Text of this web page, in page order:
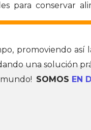
para conservar
promoviendo así
una solución
SOMOS EN